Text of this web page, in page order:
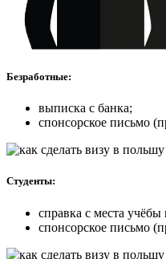
Безработные:
выписка с банка;
спонсорское письмо
Студенты:
справка с места
спонсорское письмо